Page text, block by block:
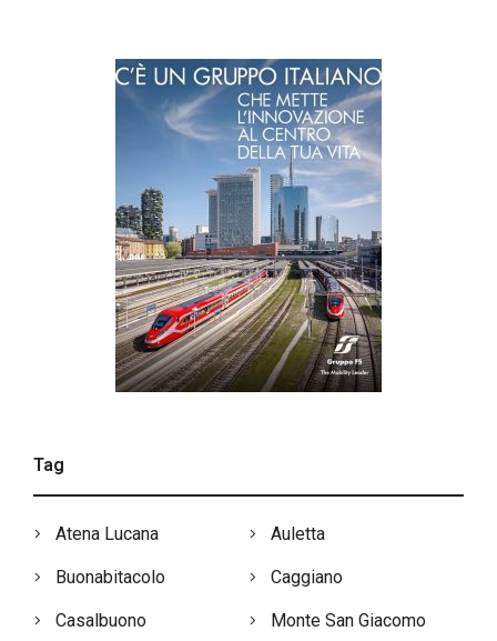
Tag
Atena Lucana Auletta
Buonabitacolo Caggiano
Casalbuono Monte San Giacomo